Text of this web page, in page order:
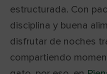
estructurada. Con
disciplina y buena
disfrutar de noches
compartiendo